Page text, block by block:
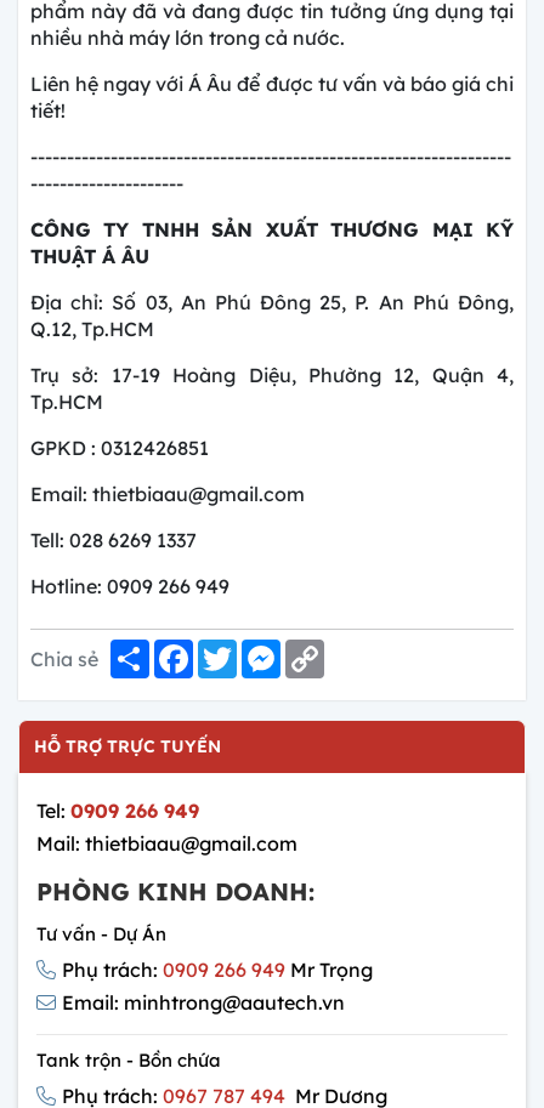
phẩm này đã và đang được tin tưởng ứng dụng tại
nhiều nhà máy lớn trong cả nước.
Liên hệ ngay với Á Âu để được tư vấn và báo giá chi
tiết!
------------------------------------------------------------------
---------------------
CÔNG TY TNHH SẢN XUẤT THƯƠNG MẠI KỸ
THUẬT Á ÂU
Địa chỉ: Số 03, An Phú Đông 25, P. An Phú Đông,
Q.12, Tp.HCM
Trụ sở: 17-19 Hoàng Diệu, Phường 12, Quận 4,
Tp.HCM
GPKD : 0312426851
Email: thietbiaau@gmail.com
Tell: 028 6269 1337
Hotline: 0909 266 949
Chia sẻ ShareFacebook
TwitterMessenger
HỖ TRỢ TRỰC TUYẾN
Tel: 0909 266 949
Mail: thietbiaau@gmail.com
PHÒNG KINH DOANH:
Tư vấn - Dự Án
Phụ trách: 0909 266 949 Mr Trọng
Email: minhtrong@aautech.vn
Tank trộn - Bồn chứa
Phụ trách: 0967 787 494 Mr Dương